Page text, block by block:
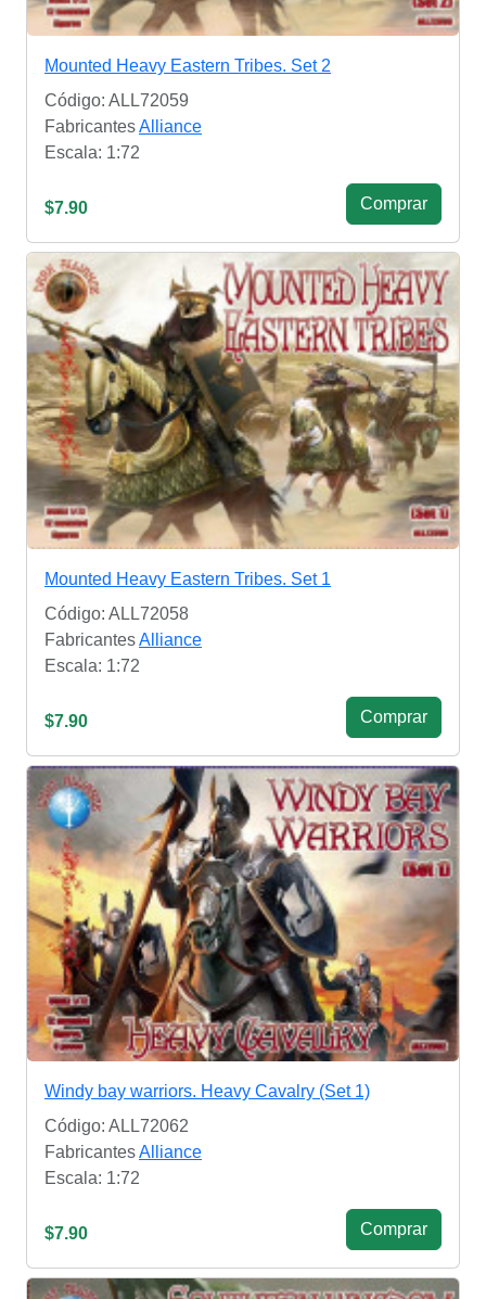
Mounted Heavy Eastern Tribes. Set 2
Código: ALL72059
FabricantesAlliance
Escala: 1:72
$7.90 Сomprar
Mounted Heavy Eastern Tribes. Set 1
Código: ALL72058
FabricantesAlliance
Escala: 1:72
$7.90 Сomprar
Windy bay warriors. Heavy Cavalry (Set 1)
Código: ALL72062
FabricantesAlliance
Escala: 1:72
$7.90 Сomprar